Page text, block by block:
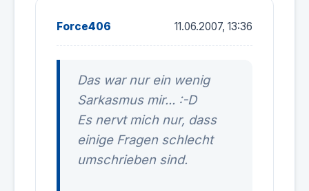
Force406 11.06.2007, 13:36
Das war nur ein wenig
Sarkasmus mir... :-D
Es nervt mich nur, dass
einige Fragen schlecht
umschrieben sind.